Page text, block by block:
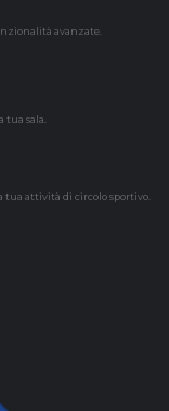
avanzate.
tua sala.
tua attività di circolo sportivo.